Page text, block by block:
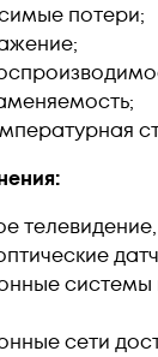
потери;
телевидение,
системы
сети